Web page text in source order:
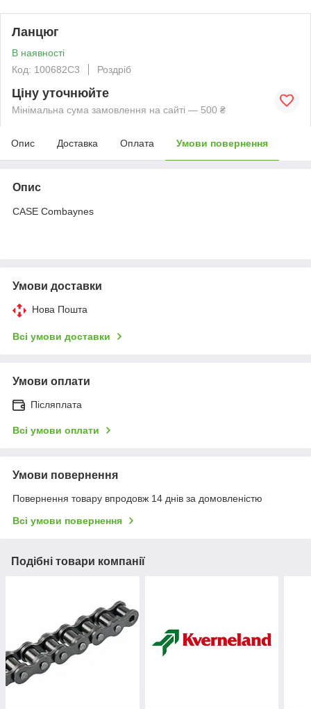
Ланцюг
В наявності
Код: 100682C3
Роздріб
Ціну уточнюйте
Мінімальна сума замовлення на сайті — 500 ₴
Опис Доставка Оплата Умови повернення
Опис
CASE Combaynes
Умови доставки
Нова Пошта
Всі умови доставки
Умови оплати
Післяплата
Всі умови оплати
Умови повернення
Повернення товару впродовж 14 днів за домовленістю
Всі умови повернення
Подібні товари компанії